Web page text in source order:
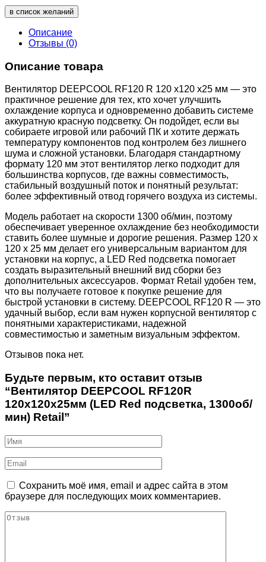
в список желаний
Описание
Отзывы (0)
Описание товара
Вентилятор DEEPCOOL RF120 R 120 x120 x25 мм — это
практичное решение для тех, кто хочет улучшить
охлаждение корпуса и одновременно добавить системе
аккуратную красную подсветку. Он подойдет, если вы
собираете игровой или рабочий ПК и хотите держать
температуру компонентов под контролем без лишнего
шума и сложной установки. Благодаря стандартному
формату 120 мм этот вентилятор легко подходит для
большинства корпусов, где важны совместимость,
стабильный воздушный поток и понятный результат:
более эффективный отвод горячего воздуха из системы.
Модель работает на скорости 1300 об/мин, поэтому
обеспечивает уверенное охлаждение без необходимости
ставить более шумные и дорогие решения. Размер 120 x
120 x 25 мм делает его универсальным вариантом для
установки на корпус, а LED Red подсветка помогает
создать выразительный внешний вид сборки без
дополнительных аксессуаров. Формат Retail удобен тем,
что вы получаете готовое к покупке решение для
быстрой установки в систему. DEEPCOOL RF120 R — это
удачный выбор, если вам нужен корпусной вентилятор с
понятными характеристиками, надежной
совместимостью и заметным визуальным эффектом.
Отзывов пока нет.
Будьте первым, кто оставит отзыв
“Вентилятор DEEPCOOL RF120R
120x120x25мм (LED Red подсветка, 1300об/
мин) Retail”
Сохранить моё имя, email и адрес сайта в этом
браузере для последующих моих комментариев.